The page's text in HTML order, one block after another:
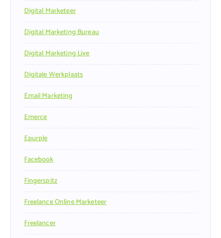
Digital Marketeer
Digital Marketing Bureau
Digital Marketing Live
Digitale Werkplaats
Email Marketing
Emerce
Epurple
Facebook
Fingerspitz
Freelance Online Marketeer
Freelancer